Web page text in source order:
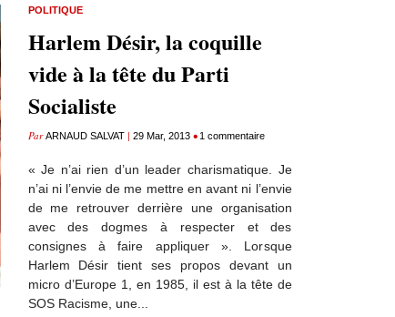
POLITIQUE
Harlem Désir, la coquille
vide à la tête du Parti
Socialiste
ParARNAUD SALVAT| 29 Mar, 2013 • 1 commentaire
« Je n’ai rien d’un leader charismatique. Je
n’ai ni l’envie de me mettre en avant ni l’envie
de me retrouver derrière une organisation
avec des dogmes à respecter et des
consignes à faire appliquer ». Lorsque
Harlem Désir tient ses propos devant un
micro d’Europe 1, en 1985, il est à la tête de
SOS Racisme, une...